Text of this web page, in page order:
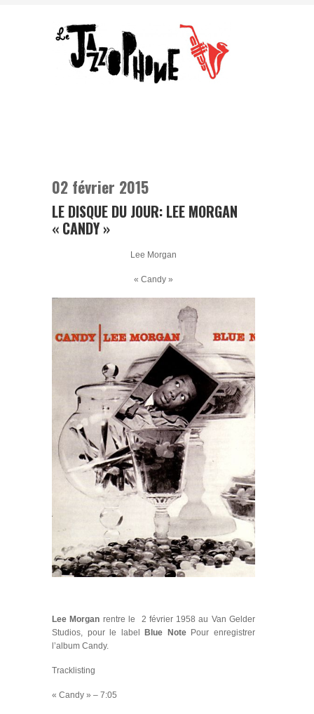
02 février 2015
LE DISQUE DU JOUR: LEE MORGAN
« CANDY »
Lee Morgan
« Candy »
Lee Morgan rentre le 2 février 1958 au Van Gelder
Studios, pour le label
Blue NotePour enregistrer
l’album Candy.
Tracklisting
« Candy » – 7:05